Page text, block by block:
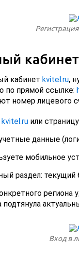
кабинет
кабинет kvitel.ru,
по прямой ссылке:
номер лицевого
kvitel.ruили страницу
данные
мобильное
раздел: текущий
региона
Вход в